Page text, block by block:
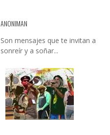
ANONIMAN
Son mensajes que te invitan a
sonreír y a soñar...